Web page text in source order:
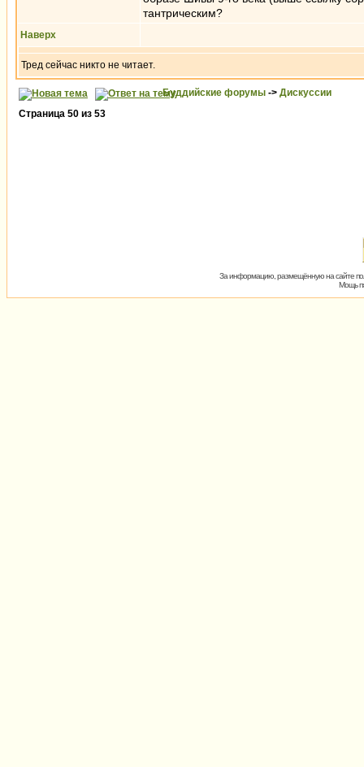
тантрическим?
Наверх
Тред сейчас никто не читает.
Буддийские форумы -> Дискуссии
Страница 50 из 53
За информацию, размещённую на сайте
Мощь